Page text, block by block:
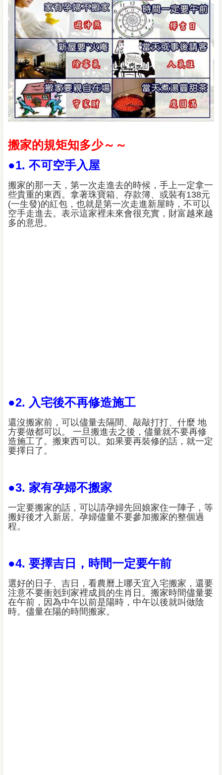
搬家的規矩知多少～～
●1. 不可空手入屋
搬家的那一天，第一次走進去的時候，手上一定拿一
些貴重的東西。拿著珠寶箱、存款簿、或裝有138元
(一生發)的紅包，也就是第一次走進新屋時，不可以
空手走進去。表示這家裡未來會很充實，財富越來越
多的意思。
●2. 入宅後不再修造施工
還沒搬家前，可以儘量去隔間、敲敲打打、什麼 地
方要做都可以。 一旦搬進去之後，儘量就不要再修
造施工了。搬東西可以。如果要再裝修的話，就一定
要擇日了。
●3. 家有孕婦不搬家
一定要搬家的話，可以請孕婦先回娘家住一陣子，等
搬好後才入新居。孕婦儘量不要參加搬家的整個過
程。
●4. 要擇吉日，時間一定要午前
選好的日子、吉日，看農曆上哪天宜入宅搬家，還要
注意不要衝剋到家裡成員的生肖日。搬家時間儘量要
在午前，因為中午以前是陽時，中午以後就叫做陰
時。儘量在陽的時間搬家。